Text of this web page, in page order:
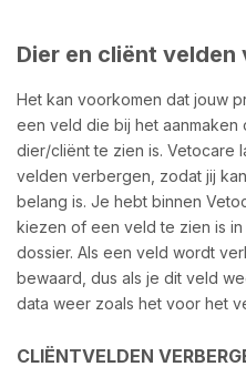
Dier en cliënt velden
Het kan voorkomen dat jouw
een veld die bij het
dier/cliënt te zien is. Vetocare
velden verbergen, zodat jij
belang is. Je hebt binnen
kiezen of een veld te zien is
dossier. Als een veld wordt
bewaard, dus als je dit veld
data weer zoals het voor het
CLIËNTVELDEN